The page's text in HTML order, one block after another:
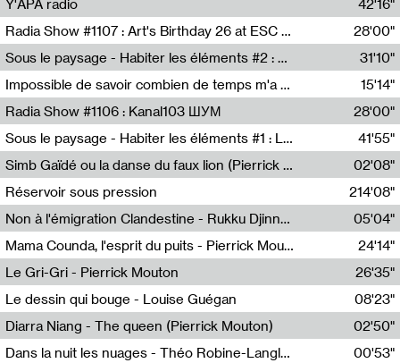
Y'APA radio
Pierrick Mouton
42'16"
Radia Show #1107 : Art's Birthday 26 at ESC - Medien Kunst Labor
Radio Helsinki
28'00"
Sous le paysage - Habiter les éléments #2 : Vers le tournant élémentaire
Nastassja Martin
31'10"
Impossible de savoir combien de temps m'a échappé
Mélanie Blaison,Mateo Cuin
15'14"
Radia Show #1106 : Kanal103 ШУМ
Kanal103
28'00"
Sous le paysage - Habiter les éléments #1 : Les éléments et les débordements du vivant
Nastassja Martin
41'55"
Simb Gaïdé ou la danse du faux lion (Pierrick Mouton)
Pierrick Mouton,Simb Gaïdé
02'08"
Réservoir sous pression
214'08"
Non à l'émigration Clandestine - Rukku Djinne Squad (Eden Tinto Collins)
Eden Tinto Collins,Rukku Djinne
05'04"
Mama Counda, l'esprit du puits - Pierrick Mouton
Pierrick Mouton
24'14"
Le Gri-Gri - Pierrick Mouton
Pierrick Mouton
26'35"
Le dessin qui bouge - Louise Guégan
Louise Guégan
08'23"
Diarra Niang - The queen (Pierrick Mouton)
Pierrick Mouton,Diarra Niang
02'50"
Dans la nuit les nuages - Théo Robine-Langlois
00'53"